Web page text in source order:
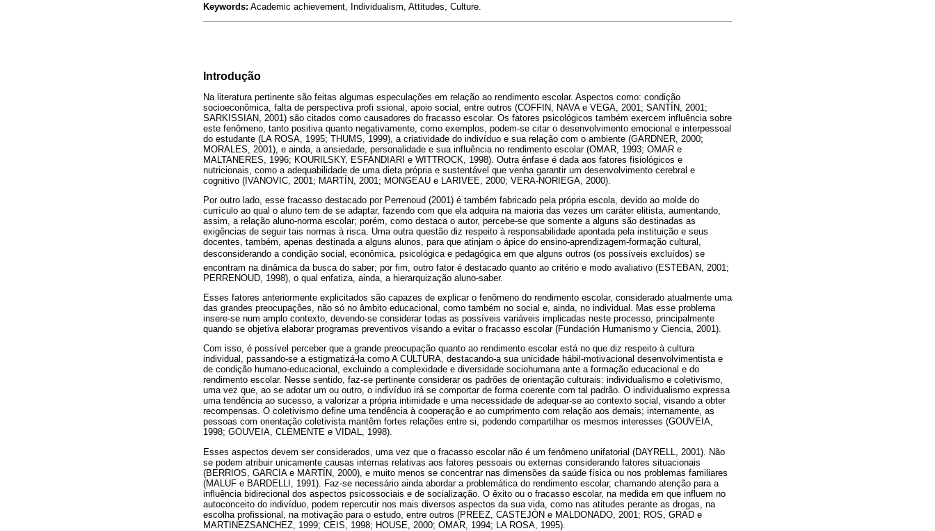
Keywords: Academic achievement, Individualism, Attitudes, Culture.
Introdução
Na literatura pertinente são feitas algumas especulações em relação ao rendimento escolar. Aspectos como: condição
socioeconômica, falta de perspectiva profi ssional, apoio social, entre outros (COFFIN, NAVA e VEGA, 2001; SANTÍN, 2001;
SARKISSIAN, 2001) são citados como causadores do fracasso escolar. Os fatores psicológicos também exercem influência sobre
este fenômeno, tanto positiva quanto negativamente, como exemplos, podem-se citar o desenvolvimento emocional e interpessoal
do estudante (LA ROSA, 1995; THUMS, 1999), a criatividade do indivíduo e sua relação com o ambiente (GARDNER, 2000;
MORALES, 2001), e ainda, a ansiedade, personalidade e sua influência no rendimento escolar (OMAR, 1993; OMAR e
MALTANERES, 1996; KOURILSKY, ESFANDIARI e WITTROCK, 1998). Outra ênfase é dada aos fatores fisiológicos e
nutricionais, como a adequabilidade de uma dieta própria e sustentável que venha garantir um desenvolvimento cerebral e
cognitivo (IVANOVIC, 2001; MARTÍN, 2001; MONGEAU e LARIVEE, 2000; VERA-NORIEGA, 2000).
Por outro lado, esse fracasso destacado por Perrenoud (2001) é também fabricado pela própria escola, devido ao molde do
currículo ao qual o aluno tem de se adaptar, fazendo com que ela adquira na maioria das vezes um caráter elitista, aumentando,
assim, a relação aluno-norma escolar; porém, como destaca o autor, percebe-se que somente a alguns são destinadas as
exigências de seguir tais normas à risca. Uma outra questão diz respeito à responsabilidade apontada pela instituição e seus
docentes, também, apenas destinada a alguns alunos, para que atinjam o ápice do ensino-aprendizagem-formação cultural,
desconsiderando a condição social, econômica, psicológica e pedagógica em que alguns outros (os possíveis excluídos) se
encontram na dinâmica da busca do saber; por fim, outro fator é destacado quanto ao critério e modo avaliativo (ESTEBAN, 2001;
PERRENOUD, 1998), o qual enfatiza, ainda, a hierarquização aluno-saber.
Esses fatores anteriormente explicitados são capazes de explicar o fenômeno do rendimento escolar, considerado atualmente uma
das grandes preocupações, não só no âmbito educacional, como também no social e, ainda, no individual. Mas esse problema
insere-se num amplo contexto, devendo-se considerar todas as possíveis variáveis implicadas neste processo, principalmente
quando se objetiva elaborar programas preventivos visando a evitar o fracasso escolar (Fundación Humanismo y Ciencia, 2001).
Com isso, é possível perceber que a grande preocupação quanto ao rendimento escolar está no que diz respeito à cultura
individual, passando-se a estigmatizá-la como A CULTURA, destacando-a sua unicidade hábil-motivacional desenvolvimentista e
de condição humano-educacional, excluindo a complexidade e diversidade sociohumana ante a formação educacional e do
rendimento escolar. Nesse sentido, faz-se pertinente considerar os padrões de orientação culturais: individualismo e coletivismo,
uma vez que, ao se adotar um ou outro, o indivíduo irá se comportar de forma coerente com tal padrão. O individualismo expressa
uma tendência ao sucesso, a valorizar a própria intimidade e uma necessidade de adequar-se ao contexto social, visando a obter
recompensas. O coletivismo define uma tendência à cooperação e ao cumprimento com relação aos demais; internamente, as
pessoas com orientação coletivista mantêm fortes relações entre si, podendo compartilhar os mesmos interesses (GOUVEIA,
1998; GOUVEIA, CLEMENTE e VIDAL, 1998).
Esses aspectos devem ser considerados, uma vez que o fracasso escolar não é um fenômeno unifatorial (DAYRELL, 2001). Não
se podem atribuir unicamente causas internas relativas aos fatores pessoais ou externas considerando fatores situacionais
(BERRIOS, GARCIA e MARTÍN, 2000), e muito menos se concentrar nas dimensões da saúde física ou nos problemas familiares
(MALUF e BARDELLI, 1991). Faz-se necessário ainda abordar a problemática do rendimento escolar, chamando atenção para a
influência bidirecional dos aspectos psicossociais e de socialização. O êxito ou o fracasso escolar, na medida em que influem no
autoconceito do indivíduo, podem repercutir nos mais diversos aspectos da sua vida, como nas atitudes perante as drogas, na
escolha profissional, na motivação para o estudo, entre outros (PREEZ, CASTEJÓN e MALDONADO, 2001; ROS, GRAD e
MARTINEZSANCHEZ, 1999; CEIS, 1998; HOUSE, 2000; OMAR, 1994; LA ROSA, 1995).